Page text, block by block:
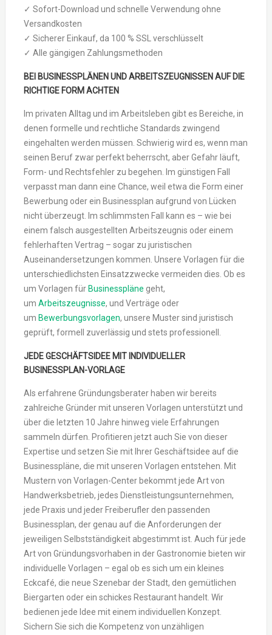
✓ Sofort-Download und schnelle Verwendung ohne
Versandkosten
✓ Sicherer Einkauf, da 100 % SSL verschlüsselt
✓ Alle gängigen Zahlungsmethoden
BEI BUSINESSPLÄNEN UND ARBEITSZEUGNISSEN AUF DIE
RICHTIGE FORM ACHTEN
Im privaten Alltag und im Arbeitsleben gibt es Bereiche, in
denen formelle und rechtliche Standards zwingend
eingehalten werden müssen. Schwierig wird es, wenn man
seinen Beruf zwar perfekt beherrscht, aber Gefahr läuft,
Form- und Rechtsfehler zu begehen. Im günstigen Fall
verpasst man dann eine Chance, weil etwa die Form einer
Bewerbung oder ein Businessplan aufgrund von Lücken
nicht überzeugt. Im schlimmsten Fall kann es – wie bei
einem falsch ausgestellten Arbeitszeugnis oder einem
fehlerhaften Vertrag – sogar zu juristischen
Auseinandersetzungen kommen. Unsere Vorlagen für die
unterschiedlichsten Einsatzzwecke vermeiden dies. Ob es
um Vorlagen fürBusinesspläne geht,
um Arbeitszeugnisse, und Verträge oder
um Bewerbungsvorlagen, unsere Muster sind juristisch
geprüft, formell zuverlässig und stets professionell.
JEDE GESCHÄFTSIDEE MIT INDIVIDUELLER
BUSINESSPLAN-VORLAGE
Als erfahrene Gründungsberater haben wir bereits
zahlreiche Gründer mit unseren Vorlagen unterstützt und
über die letzten 10 Jahre hinweg viele Erfahrungen
sammeln dürfen. Profitieren jetzt auch Sie von dieser
Expertise und setzen Sie mit Ihrer Geschäftsidee auf die
Businesspläne, die mit unseren Vorlagen entstehen. Mit
Mustern von Vorlagen-Center bekommt jede Art von
Handwerksbetrieb, jedes Dienstleistungsunternehmen,
jede Praxis und jeder Freiberufler den passenden
Businessplan, der genau auf die Anforderungen der
jeweiligen Selbstständigkeit abgestimmt ist. Auch für jede
Art von Gründungsvorhaben in der Gastronomie bieten wir
individuelle Vorlagen – egal ob es sich um ein kleines
Eckcafé, die neue Szenebar der Stadt, den gemütlichen
Biergarten oder ein schickes Restaurant handelt. Wir
bedienen jede Idee mit einem individuellen Konzept.
Sichern Sie sich die Kompetenz von unzähligen